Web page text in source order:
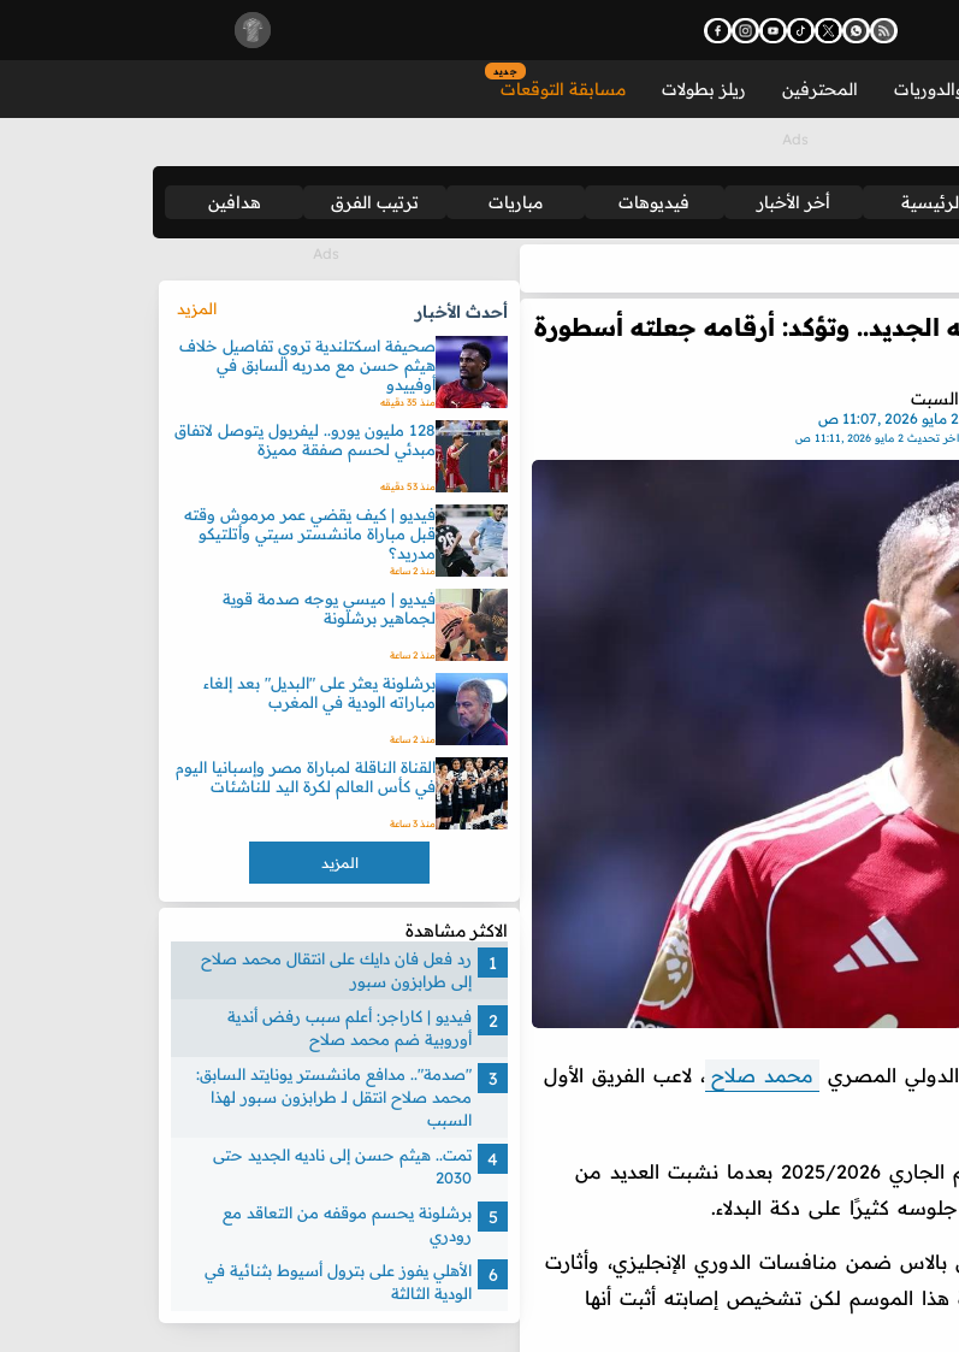
المحترفين ريلز بطولات مسابقة التوقعات
جديد
أخر الأخبار فيديوهات مباريات ترتيب الفرق هدافين
وتؤكد: أرقامه جعلته أسطورة
السبت
2 مايو 2026 ,11:07 ص
اخر تحديث 2 مايو 2026 ,11:11 ص
المصري محمد صلاح ، لاعب الفريق الأول
وأعلن محمد صلاح رحيله عن ليفربول عقب نهاية الموسم الجاري 2025/2026 بعدما نشبت العديد من
كثيرًا على دكة البدلاء.
ضمن منافسات الدوري الإنجليزي، وأثارت
الموسم لكن تشخيص إصابته أثبت أنها
أحدث الأخبار
المزيد
صحيفة اسكتلندية تروي تفاصيل خلاف
هيثم حسن مع مدربه السابق في
أوفييدو
منذ 35 دقيقه
128 مليون يورو.. ليفربول يتوصل لاتفاق
مبدئي لحسم صفقة مميزة
منذ 53 دقيقه
فيديو | كيف يقضي عمر مرموش وقته
قبل مباراة مانشستر سيتي وأتلتيكو
مدريد؟
منذ 2 ساعة
فيديو | ميسي يوجه صدمة قوية
لجماهير برشلونة
منذ 2 ساعة
برشلونة يعثر على "البديل" بعد إلغاء
مباراته الودية في المغرب
منذ 2 ساعة
القناة الناقلة لمباراة مصر وإسبانيا اليوم
في كأس العالم لكرة اليد للناشئات
منذ 3 ساعة
المزيد
الاكثر مشاهدة
رد فعل فان دايك على انتقال محمد صلاح
إلى طرابزون سبور
فيديو | كاراجر: أعلم سبب رفض أندية
أوروبية ضم محمد صلاح
"صدمة".. مدافع مانشستر يونايتد السابق:
محمد صلاح انتقل لـ طرابزون سبور لهذا
السبب
تمت.. هيثم حسن إلى ناديه الجديد حتى
2030
برشلونة يحسم موقفه من التعاقد مع
رودري
الأهلي يفوز على بترول أسيوط بثنائية في
الودية الثالثة